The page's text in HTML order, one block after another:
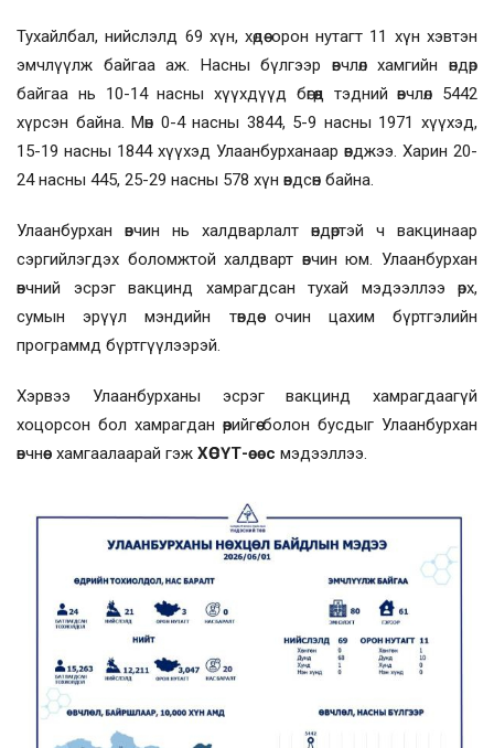
Тухайлбал, нийслэлд 69 хүн, хөдөө орон нутагт 11 хүн хэвтэн
эмчлүүлж байгаа аж. Насны бүлгээр өвчлөл хамгийн өндөр
байгаа нь 10-14 насны хүүхдүүд бөгөөд тэдний өвчлөл 5442
хүрсэн байна. Мөн 0-4 насны 3844, 5-9 насны 1971 хүүхэд,
15-19 насны 1844 хүүхэд Улаанбурханаар өвджээ. Харин 20-
24 насны 445, 25-29 насны 578 хүн өвдсөн байна.
Улаанбурхан өвчин нь халдварлалт өндөртэй ч вакцинаар
сэргийлэгдэх боломжтой халдварт өвчин юм. Улаанбурхан
өвчний эсрэг вакцинд хамрагдсан тухай мэдээллээ өрх,
сумын эрүүл мэндийн төвдөө очин цахим бүртгэлийн
программд бүртгүүлээрэй.
Хэрвээ Улаанбурханы эсрэг вакцинд хамрагдаагүй
хоцорсон бол хамрагдан өөрийгөө болон бусдыг Улаанбурхан
өвчнөөс хамгаалаарай гэж ХӨСҮТ-өөс мэдээллээ.